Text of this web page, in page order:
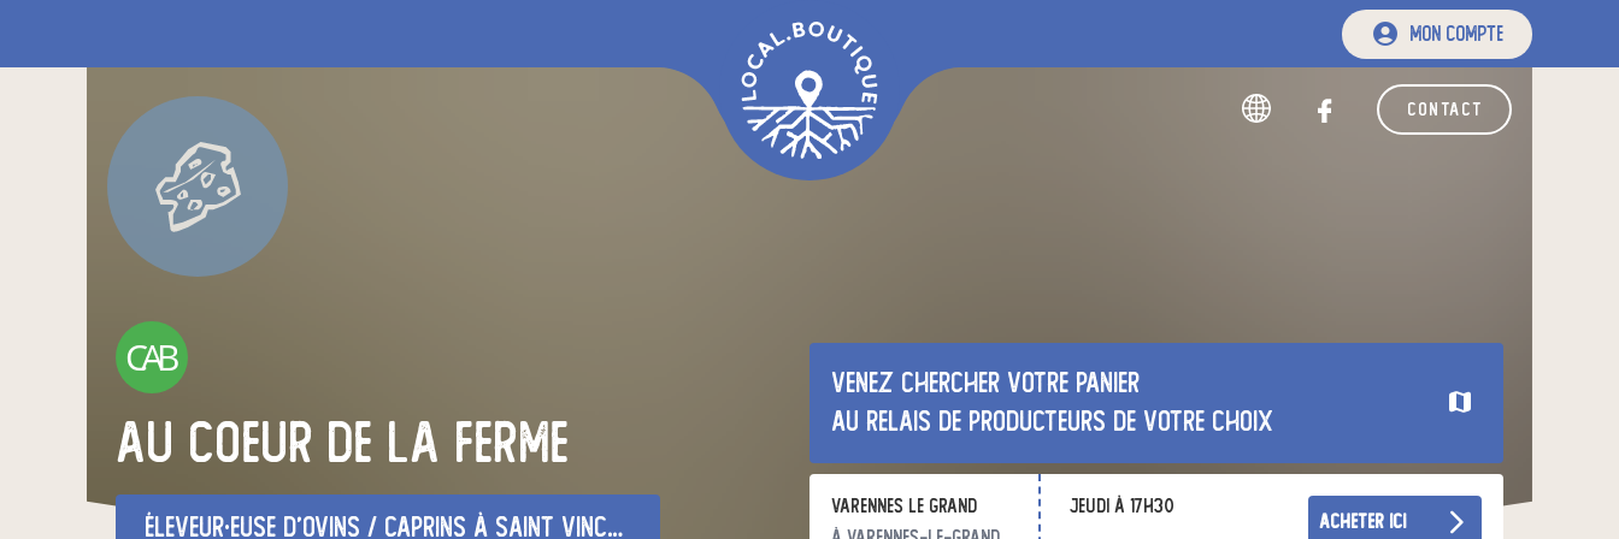
mon compte
contact
au coeur de la ferme
CAB
éleveur·euse d'ovins / caprins à saint vincent en bresse
Venez chercher votre panier
au relais de producteurs de votre choix
Varennes le grand
jeudi à 17h30
acheter ici